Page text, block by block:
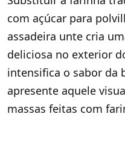
com açúcar para
assadeira unte cria
deliciosa no exterior
intensifica o sabor da
apresente aquele
massas feitas com